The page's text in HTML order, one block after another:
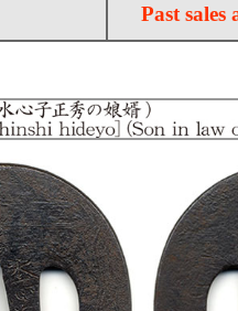
Past sales